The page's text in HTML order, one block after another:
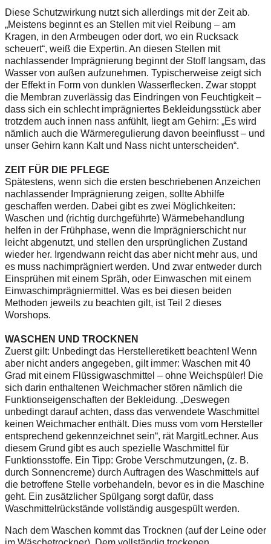
Diese Schutzwirkung nutzt sich allerdings mit der Zeit ab.
„Meistens beginnt es an Stellen mit viel Reibung – am
Kragen, in den Armbeugen oder dort, wo ein Rucksack
scheuert“, weiß die Expertin. An diesen Stellen mit
nachlassender Imprägnierung beginnt der Stoff langsam, das
Wasser von außen aufzunehmen. Typischerweise zeigt sich
der Effekt in Form von dunklen Wasserflecken. Zwar stoppt
die Membran zuverlässig das Eindringen von Feuchtigkeit –
dass sich ein schlecht imprägniertes Bekleidungsstück aber
trotzdem auch innen nass anfühlt, liegt am Gehirn: „Es wird
nämlich auch die Wärmeregulierung davon beeinflusst – und
unser Gehirn kann Kalt und Nass nicht unterscheiden“.
ZEIT FÜR DIE PFLEGE
Spätestens, wenn sich die ersten beschriebenen Anzeichen
nachlassender Imprägnierung zeigen, sollte Abhilfe
geschaffen werden. Dabei gibt es zwei Möglichkeiten:
Waschen und (richtig durchgeführte) Wärmebehandlung
helfen in der Frühphase, wenn die Imprägnierschicht nur
leicht abgenutzt, und stellen den ursprünglichen Zustand
wieder her. Irgendwann reicht das aber nicht mehr aus, und
es muss nachimprägniert werden. Und zwar entweder durch
Einsprühen mit einem Spräh, oder Einwaschen mit einem
Einwaschimprägniermittel. Was es bei diesen beiden
Methoden jeweils zu beachten gilt, ist Teil 2 dieses
Worshops.
WASCHEN UND TROCKNEN
Zuerst gilt: Unbedingt das Herstelleretikett beachten! Wenn
aber nicht anders angegeben, gilt immer: Waschen mit 40
Grad mit einem Flüssigwaschmittel – ohne Weichspüler! Die
sich darin enthaltenen Weichmacher stören nämlich die
Funktionseigenschaften der Bekleidung. „Deswegen
unbedingt darauf achten, dass das verwendete Waschmittel
keinen Weichmacher enthält. Dies muss vom vom Hersteller
entsprechend gekennzeichnet sein“, rät MargitLechner. Aus
diesem Grund gibt es auch spezielle Waschmittel für
Funktionsstoffe. Ein Tipp: Grobe Verschmutzungen, (z. B.
durch Sonnencreme) durch Auftragen des Waschmittels auf
die betroffene Stelle vorbehandeln, bevor es in die Maschine
geht. Ein zusätzlicher Spülgang sorgt dafür, dass
Waschmittelrückstände vollständig ausgespült werden.
Nach dem Waschen kommt das Trocknen (auf der Leine oder